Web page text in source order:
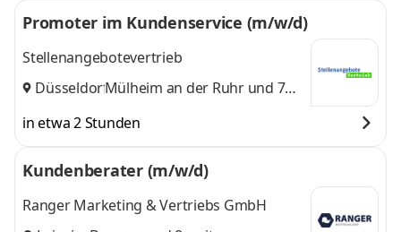
Promoter im Kundenservice (m/w/d)
Stellenangebotevertrieb
Düsseldorf,
Mülheim an der Ruhrund 7
in etwa 2 Stunden
Kundenberater (m/w/d)
Ranger Marketing & Vertriebs GmbH